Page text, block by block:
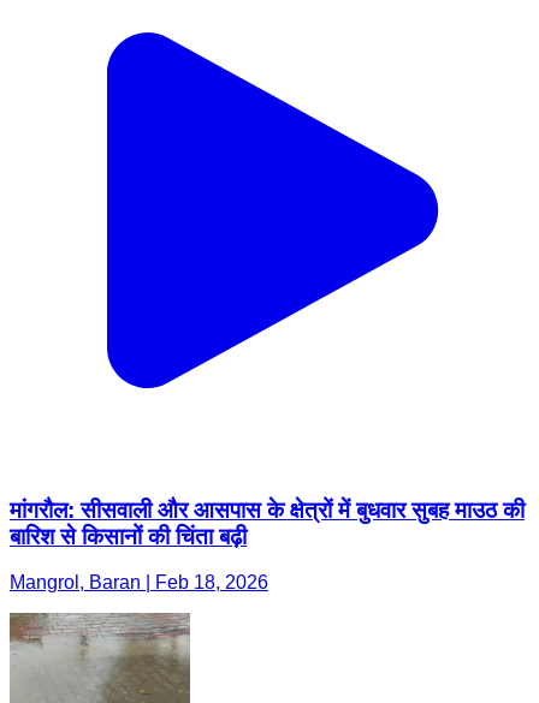
मांगरौल: सीसवाली और आसपास के क्षेत्रों में बुधवार सुबह माउठ की
बारिश से किसानों की चिंता बढ़ी
Mangrol, Baran | Feb 18, 2026